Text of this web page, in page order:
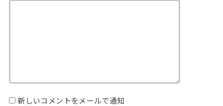
新しいコメントをメールで通知